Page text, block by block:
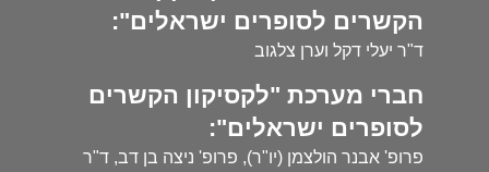
הקשרים לסופרים ישראלים":
ד"ר יעלי דקל וערן צלגוב
חברי מערכת "לקסיקון הקשרים
לסופרים ישראלים":
פרופ' אבנר הולצמן (יו"ר), פרופ' ניצה בן דב, ד"ר